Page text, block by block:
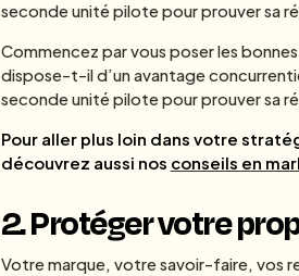
seconde unité pilote pour prouver sa
Commencez par vous poser les
dispose-t-il d’un avantage
seconde unité pilote pour prouver sa
Pour aller plus loin dans votre
découvrez aussi nos conseils en
2. Protéger votre
Votre marque, votre savoir-faire, vos